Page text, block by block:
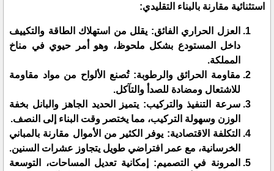
استثنائية مقارنة بالبناء التقليدي:
​العزل الحراري الفائق: يقلل من استهلاك الطاقة والتكييف
داخل المستودع بشكل ملحوظ، وهو أمر حيوي في مناخ
المملكة.
​مقاومة الحرائق والرطوبة: تُصنع الألواح من مواد مقاومة
للاشتعال ومضادة للصدأ والتآكل.
​سرعة التنفيذ والتركيب: يتميز الحديد الجاهز والبانل بخفة
الوزن وسهولة التركيب، مما يختصر وقت البناء إلى النصف.
​التكلفة الاقتصادية: يوفر الكثير من الأموال مقارنة بالمباني
الخرسانية، مع عمر افتراضي طويل يتجاوز عشرات السنين.
​المرونة في التصميم: إمكانية تعديل المساحات، التوسعة